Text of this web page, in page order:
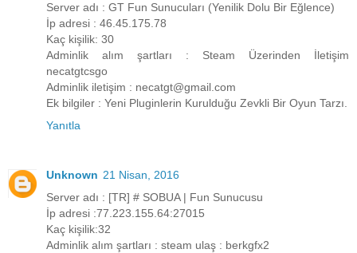
Server adı : GT Fun Sunucuları (Yenilik Dolu Bir Eğlence)
İp adresi : 46.45.175.78
Kaç kişilik: 30
Adminlik alım şartları : Steam Üzerinden İletişim
necatgtcsgo
Adminlik iletişim : necatgt@gmail.com
Ek bilgiler : Yeni Pluginlerin Kurulduğu Zevkli Bir Oyun Tarzı.
Yanıtla
Unknown 21 Nisan, 2016
Server adı : [TR] # SOBUA | Fun Sunucusu
İp adresi :77.223.155.64:27015
Kaç kişilik:32
Adminlik alım şartları : steam ulaş : berkgfx2